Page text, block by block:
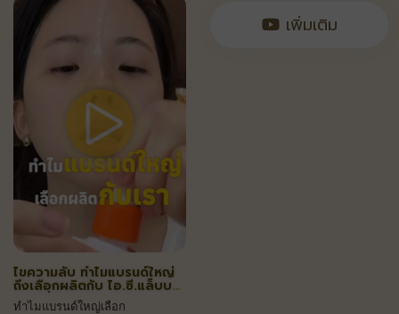
ไขความลับ ทำไมแบรนด์ใหญ่
ถึงเลือกผลิตกับ ไอ.ซี.แล็บบอ
ราทอรี่ส์
ทำไมแบรนด์ใหญ่เลือก
เพิ่มเติม